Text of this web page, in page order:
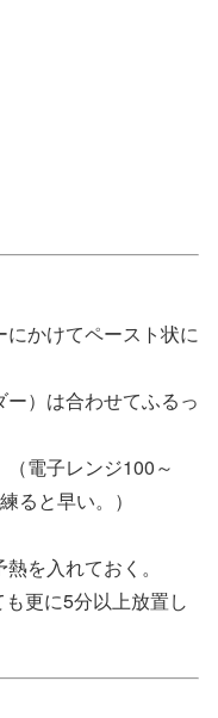
にかけてペースト状に
ー）は合わせてふるっ
（電子レンジ100～
ると早い。）
を入れておく。
更に5分以上放置し